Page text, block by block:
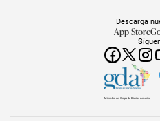
Descarga
App Store
Miembro del Grupo de Diarios América